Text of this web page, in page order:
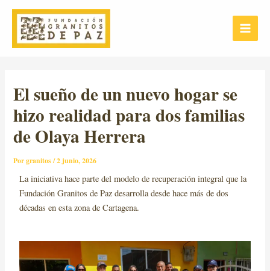
contenido
Main
Menu
El sueño de un nuevo hogar se
hizo realidad para dos familias
de Olaya Herrera
Porgranitos/2 junio, 2026
La iniciativa hace parte del modelo de recuperación integral que la
Fundación Granitos de Paz desarrolla desde hace más de dos
décadas en esta zona de Cartagena.
Post
navigation